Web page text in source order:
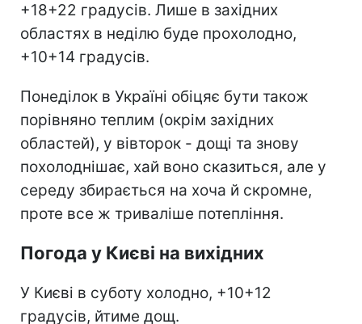
+18+22 градусів. Лише в західних
областях в неділю буде прохолодно,
+10+14 градусів.
Понеділок в Україні обіцяє бути також
порівняно теплим (окрім західних
областей), у вівторок - дощі та знову
похолоднішає, хай воно сказиться, але у
середу збирається на хоча й скромне,
проте все ж триваліше потепління.
Погода у Києві на вихідних
У Києві в суботу холодно, +10+12
градусів, йтиме дощ.